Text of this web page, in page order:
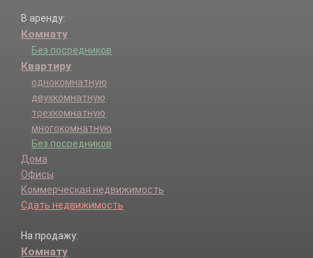
В аренду:
Комнату
Без посредников
Квартиру
однокомнатную
двухкомнатную
трехкомнатную
многокомнатную
Без посредников
Дома
Офисы
Коммерческая недвижимость
Сдать недвижимость
На продажу:
Комнату